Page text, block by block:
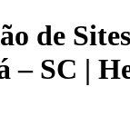
de
– SC |